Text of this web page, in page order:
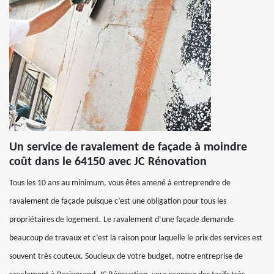
Un service de ravalement de façade à moindre
coût dans le 64150 avec JC Rénovation
Tous les 10 ans au minimum, vous êtes amené à entreprendre de
ravalement de façade puisque c’est une obligation pour tous les
propriétaires de logement. Le ravalement d’une façade demande
beaucoup de travaux et c’est la raison pour laquelle le prix des services est
souvent très couteux. Soucieux de votre budget, notre entreprise de